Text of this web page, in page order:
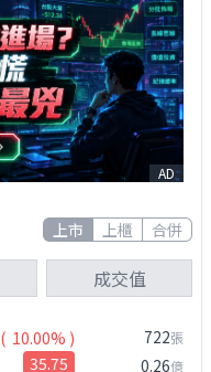
AD
上市 上櫃 合併
成交值
( 10.00% )
35.75
722張
0.26億